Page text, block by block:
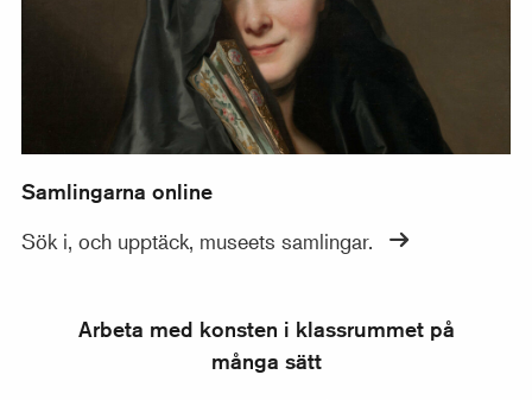
Samlingarna online
Sök i, och upptäck, museets samlingar.
Arbeta med konsten i klassrummet på
många sätt